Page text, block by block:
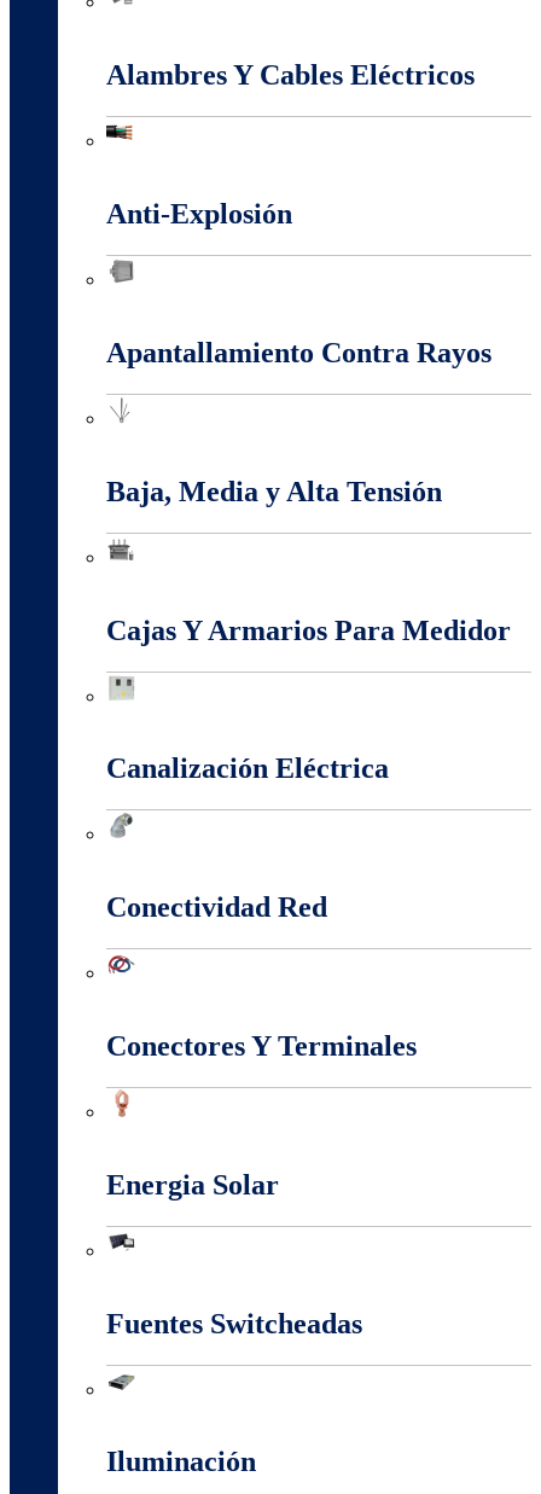
Alambres Y Cables Eléctricos
Anti-Explosión
Apantallamiento Contra Rayos
Baja, Media y Alta Tensión
Cajas Y Armarios Para Medidor
Canalización Eléctrica
Conectividad Red
Conectores Y Terminales
Energia Solar
Fuentes Switcheadas
Iluminación